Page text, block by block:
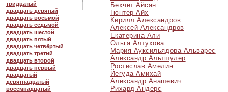
тридцатый
двадцать девятый
двадцать восьмой
двадцать седьмой
двадцать шестой
двадцать пятый
двадцать четвёртый
двадцать третий
двадцать второй
двадцать первый
двадцатый
девятнадцатый
восемнадцатый
Бехчет Айсан
Гюнтер Айх
Кирилл Александров
Алексей Александров
Екатерина Али
Ольга Алтухова
Мария Ауксильядора Альварес
Александр Альтшулер
Ростислав Амелин
Йегуда Амихай
Александр Анашевич
Рихард Андерс